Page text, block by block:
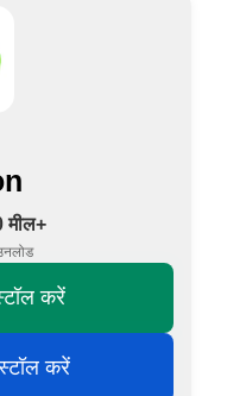
मील+
करें
करें